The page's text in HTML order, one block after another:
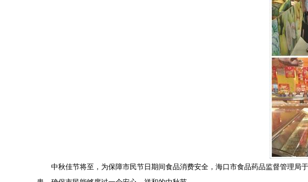
中秋佳节将至，为保障市民节日期间食品消费安全，海口市食品药品监督管理